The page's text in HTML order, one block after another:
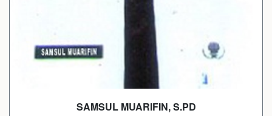
SAMSUL MUARIFIN, S.PD